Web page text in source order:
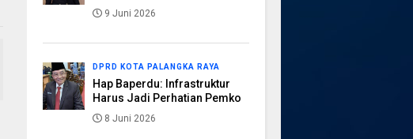
9 Juni 2026
DPRD KOTA PALANGKA RAYA
Hap Baperdu: Infrastruktur
Harus Jadi Perhatian Pemko
8 Juni 2026